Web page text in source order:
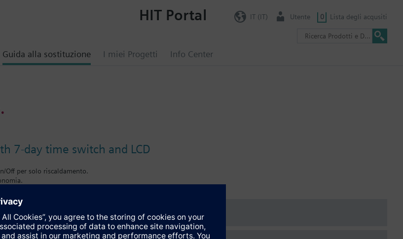
Guida alla sostituzione I miei Progetti Info Center
HIT Portal IT (IT) Utente 0 Lista degli acqusiti
7-day time switch and LCD
Off per solo riscaldamento.